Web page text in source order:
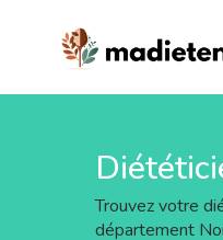
Trouvez votre
département